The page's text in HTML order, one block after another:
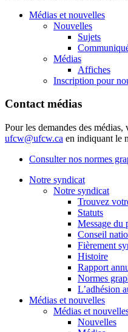
Médias et nouvelles
Nouvelles
Sujets
Médias
Affiches
Inscription pour
Contact médias
Pour les demandes des
ufcw@ufcw.ca en indiquant le
Consulter nos normes
Notre syndicat
Notre syndicat
Trouvez
Statuts
Message du
Conseil
Fièrement
Histoire
Rapport
Normes
L’adhésion
Médias et nouvelles
Médias et
Nouvelles